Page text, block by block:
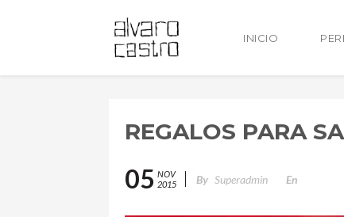
INICIO
REGALOS PARA
05 NOV
2015
By Superadmin En